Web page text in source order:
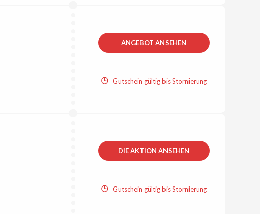
ANGEBOT ANSEHEN
Gutschein gültig bis Stornierung
DIE AKTION ANSEHEN
Gutschein gültig bis Stornierung